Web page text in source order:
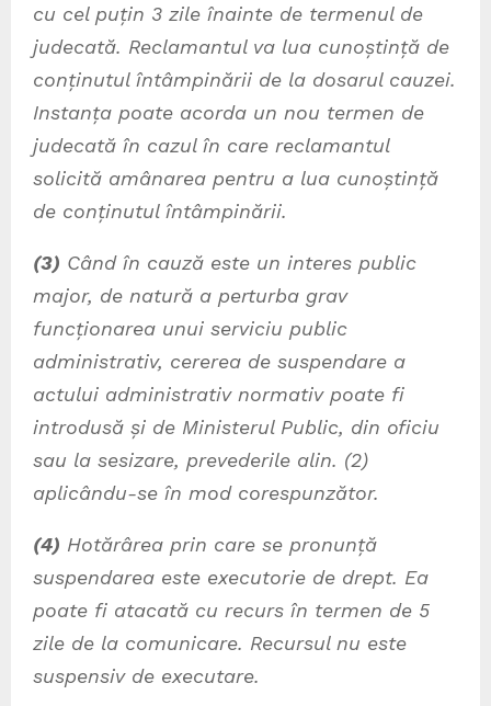
cu cel puțin 3 zile înainte de termenul de
judecată. Reclamantul va lua cunoștință de
conținutul întâmpinării de la dosarul cauzei.
Instanța poate acorda un nou termen de
judecată în cazul în care reclamantul
solicită amânarea pentru a lua cunoștință
de conținutul întâmpinării.
(3) Când în cauză este un interes public
major, de natură a perturba grav
funcționarea unui serviciu public
administrativ, cererea de suspendare a
actului administrativ normativ poate fi
introdusă și de Ministerul Public, din oficiu
sau la sesizare, prevederile alin. (2)
aplicându-se în mod corespunzător.
(4) Hotărârea prin care se pronunță
suspendarea este executorie de drept. Ea
poate fi atacată cu recurs în termen de 5
zile de la comunicare. Recursul nu este
suspensiv de executare.